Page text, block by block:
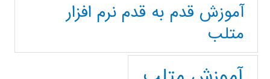
آموزش قدم به قدم نرم افزار
متلب